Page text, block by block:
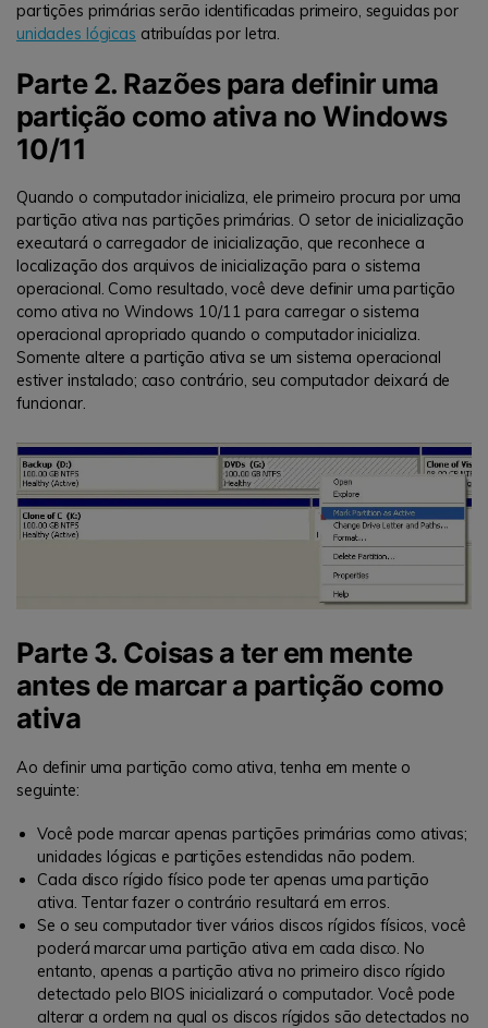
partições primárias serão identificadas primeiro, seguidas por
unidades lógicas atribuídas por letra.
Parte 2. Razões para definir uma
partição como ativa no Windows
10/11
Quando o computador inicializa, ele primeiro procura por uma
partição ativa nas partições primárias. O setor de inicialização
executará o carregador de inicialização, que reconhece a
localização dos arquivos de inicialização para o sistema
operacional. Como resultado, você deve definir uma partição
como ativa no Windows 10/11 para carregar o sistema
operacional apropriado quando o computador inicializa.
Somente altere a partição ativa se um sistema operacional
estiver instalado; caso contrário, seu computador deixará de
funcionar.
Parte 3. Coisas a ter em mente
antes de marcar a partição como
ativa
Ao definir uma partição como ativa, tenha em mente o
seguinte:
Você pode marcar apenas partições primárias como ativas;
unidades lógicas e partições estendidas não podem.
Cada disco rígido físico pode ter apenas uma partição
ativa. Tentar fazer o contrário resultará em erros.
Se o seu computador tiver vários discos rígidos físicos, você
poderá marcar uma partição ativa em cada disco. No
entanto, apenas a partição ativa no primeiro disco rígido
detectado pelo BIOS inicializará o computador. Você pode
alterar a ordem na qual os discos rígidos são detectados no